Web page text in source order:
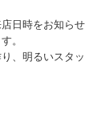
日時をお知らせ
。
、明るいスタッ